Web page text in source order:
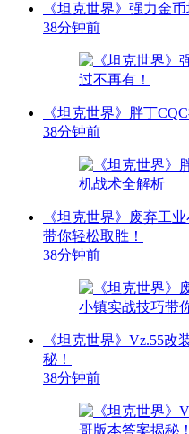
《坦克世界》强力金
38分钟前
《坦克世界》胖丁
38分钟前
《坦克世界》废弃工
带你轻松取胜！
38分钟前
《坦克世界》Vz.55
秘！
38分钟前